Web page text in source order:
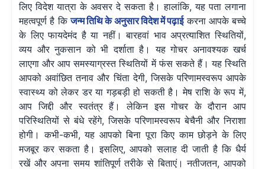
लिए विदेश यात्रा के अवसर दे सकता है। हालांकि, यह पता लगाना
महत्वपूर्ण है किजन्म तिथि के अनुसार विदेश में पढ़ाईकरना आपके बच्चे
के लिए फायदेमंद है या नहीं। बारहवां भाव अप्रत्याशित स्थितियों,
व्यय और नुकसान को भी दर्शाता है। यह गोचर अनावश्यक खर्च
लाएगा और आप समस्याग्रस्त स्थितियों में फंस सकते हैं। यह स्थिति
आपको अवांछित तनाव और चिंता देगी, जिसके परिणामस्वरूप आपके
स्वास्थ्य को लेकर डर या गड़बड़ी हो सकती है। मेष राशि के रूप में,
आप जिद्दी और स्वतंत्र हैं। लेकिन इस गोचर के दौरान आप
परिस्थितियों से बंधे रहेंगे, जिसके परिणामस्वरूप बेचैनी और निराशा
होगी। कभी-कभी, यह आपको बिना पूरा किए काम छोड़ने के लिए
मजबूर कर सकता है। इसलिए, आपको सलाह दी जाती है कि धैर्य
रखें और अपना समय शांतिपूर्ण तरीके से बिताएं। नतीजतन, आपको